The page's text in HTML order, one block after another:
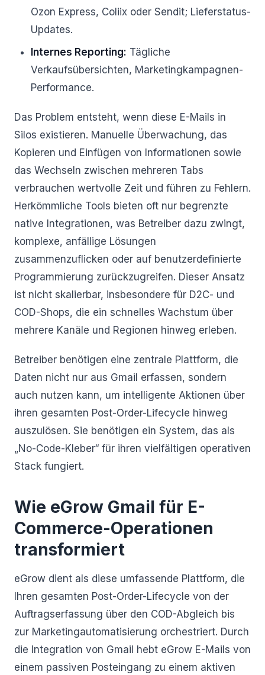
Ozon Express, Coliix oder Sendit; Lieferstatus-
Updates.
Internes Reporting: Tägliche
Verkaufsübersichten, Marketingkampagnen-
Performance.
Das Problem entsteht, wenn diese E-Mails in
Silos existieren. Manuelle Überwachung, das
Kopieren und Einfügen von Informationen sowie
das Wechseln zwischen mehreren Tabs
verbrauchen wertvolle Zeit und führen zu Fehlern.
Herkömmliche Tools bieten oft nur begrenzte
native Integrationen, was Betreiber dazu zwingt,
komplexe, anfällige Lösungen
zusammenzuflicken oder auf benutzerdefinierte
Programmierung zurückzugreifen. Dieser Ansatz
ist nicht skalierbar, insbesondere für D2C- und
COD-Shops, die ein schnelles Wachstum über
mehrere Kanäle und Regionen hinweg erleben.
Betreiber benötigen eine zentrale Plattform, die
Daten nicht nur aus Gmail erfassen, sondern
auch nutzen kann, um intelligente Aktionen über
ihren gesamten Post-Order-Lifecycle hinweg
auszulösen. Sie benötigen ein System, das als
„No-Code-Kleber“ für ihren vielfältigen operativen
Stack fungiert.
Wie eGrow Gmail für E-
Commerce-Operationen
transformiert
eGrow dient als diese umfassende Plattform, die
Ihren gesamten Post-Order-Lifecycle von der
Auftragserfassung über den COD-Abgleich bis
zur Marketingautomatisierung orchestriert. Durch
die Integration von Gmail hebt eGrow E-Mails von
einem passiven Posteingang zu einem aktiven